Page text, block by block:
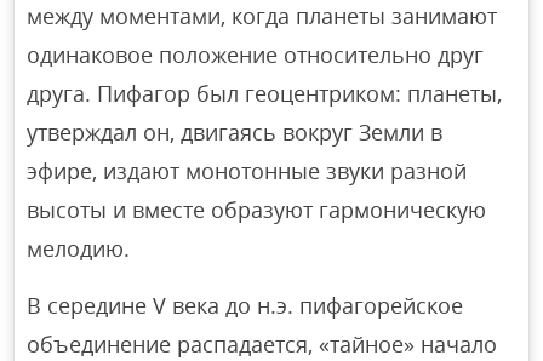
между моментами, когда планеты занимают
одинаковое положение относительно друг
друга. Пифагор был геоцентриком: планеты,
утверждал он, двигаясь вокруг Земли в
эфире, издают монотонные звуки разной
высоты и вместе образуют гармоническую
мелодию.
В середине V века до н.э. пифагорейское
объединение распадается, «тайное» начало